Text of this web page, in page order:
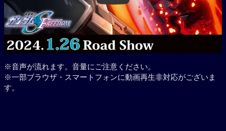
※音声が流れます。音量にご注意ください。
※一部ブラウザ・スマートフォンに動画再生非対応がございま
す。